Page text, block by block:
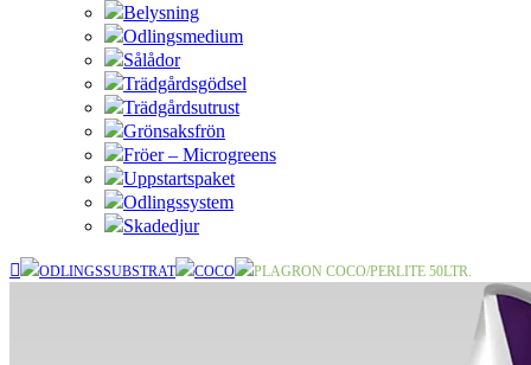
Belysning
Odlingsmedium
Sålådor
Trädgårdsgödsel
Trädgårdsutrust
Grönsaksfrön
Fröer – Microgreens
Uppstartspaket
Odlingssystem
Skadedjur
ODLINGSSUBSTRAT COCO PLAGRON COCO/PERLITE 50LTR.